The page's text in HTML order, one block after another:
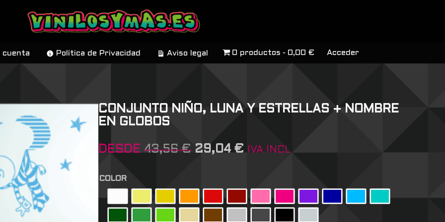
cuenta Política de Privacidad Aviso legal 0 productos 0,00 € Acceder
CONJUNTO NIÑO, LUNA Y ESTRELLAS + NOMBRE
EN GLOBOS
DESDE 43,56€ 29,04 € IVA INCL
COLOR